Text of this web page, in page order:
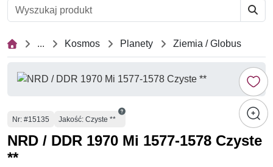
... Kosmos Planety Ziemia / Globus
Numer
Nr: #15135 Jakość: Czyste **
NRD / DDR 1970 Mi 1577-1578 Czyste
**